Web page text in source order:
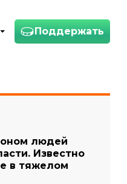
Поддержать
людей
Известно
в тяжелом